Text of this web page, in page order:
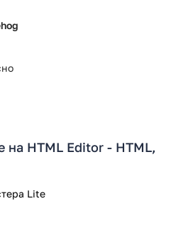
HTML Editor - HTML,
Lite